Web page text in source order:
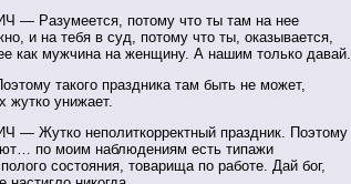
Разумеется, потому что ты там на нее
и на тебя в суд, потому что ты, оказывается,
как мужчина на женщину. А нашим только давай.
такого праздника там быть не может,
жутко унижает.
Жутко неполиткорректный праздник. Поэтому
по моим наблюдениям есть типажи
состояния, товарища по работе. Дай бог,